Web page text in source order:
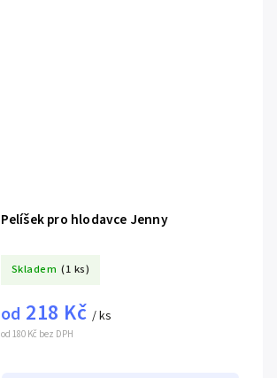
Pelíšek pro hlodavce Jenny
Skladem (1 ks)
od 180 Kč bez DPH
od 218 Kč / ks